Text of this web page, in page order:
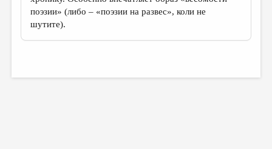
поэзии» (либо – «поэзии на развес», коли не
шутите).